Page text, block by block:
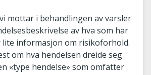
mottar i behandlingen av varsler
av hva som har
lite informasjon om risikoforhold.
om hva hendelsen dreide seg
«type hendelse» som omfatter